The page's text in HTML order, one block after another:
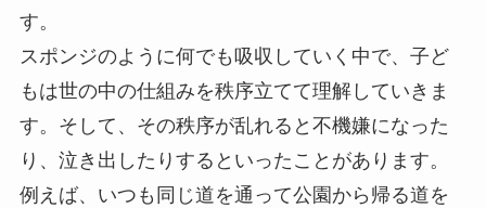
す。
スポンジのように何でも吸収していく中で、子ど
もは世の中の仕組みを秩序立てて理解していきま
す。そして、その秩序が乱れると不機嫌になった
り、泣き出したりするといったことがあります。
例えば、いつも同じ道を通って公園から帰る道を